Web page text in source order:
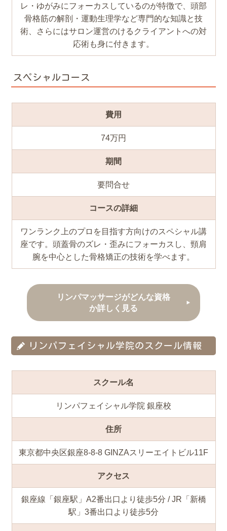
レ・ゆがみにフォーカスしているのが特徴で、頭部
骨格筋の解剖・運動生理学など専門的な知識と技
術、さらにはサロン運営のけるクライアントへの対
応術も身に付きます。
スペシャルコース
費用
74万円
期間
要問合せ
コースの詳細
ワンランク上のプロを目指す方向けのスペシャル講
座です。頭蓋骨のズレ・歪みにフォーカスし、頸肩
腕を中心とした骨格矯正の技術を学べます。
リンパマッサージがどんな資格
か詳しく見る
リンパフェイシャル学院のスクール情報
スクール名
リンパフェイシャル学院 銀座校
住所
東京都中央区銀座8-8-8 GINZAスリーエイトビル11F
アクセス
銀座線「銀座駅」A2番出口より徒歩5分 / JR「新橋
駅」3番出口より徒歩5分